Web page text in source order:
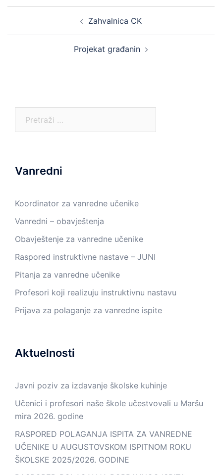
Zahvalnica CK
Projekat građanin
Vanredni
Koordinator za vanredne učenike
Vanredni – obavještenja
Obavještenje za vanredne učenike
Raspored instruktivne nastave – JUNI
Pitanja za vanredne učenike
Profesori koji realizuju instruktivnu nastavu
Prijava za polaganje za vanredne ispite
Aktuelnosti
Javni poziv za izdavanje školske kuhinje
Učenici i profesori naše škole učestvovali u Maršu
mira 2026. godine
RASPORED POLAGANJA ISPITA ZA VANREDNE
UČENIKE U AUGUSTOVSKOM ISPITNOM ROKU
ŠKOLSKE 2025/2026. GODINE